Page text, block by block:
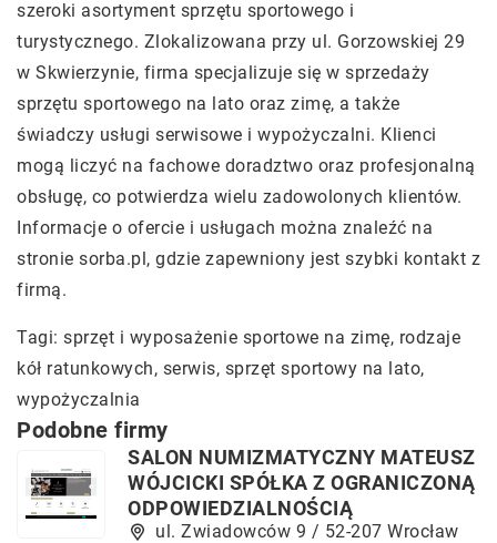
szeroki asortyment sprzętu sportowego i
turystycznego. Zlokalizowana przy ul. Gorzowskiej 29
w Skwierzynie, firma specjalizuje się w sprzedaży
sprzętu sportowego na lato oraz zimę, a także
świadczy usługi serwisowe i wypożyczalni. Klienci
mogą liczyć na fachowe doradztwo oraz profesjonalną
obsługę, co potwierdza wielu zadowolonych klientów.
Informacje o ofercie i usługach można znaleźć na
stronie sorba.pl, gdzie zapewniony jest szybki kontakt z
firmą.
Tagi: sprzęt i wyposażenie sportowe na zimę, rodzaje
kół ratunkowych, serwis, sprzęt sportowy na lato,
wypożyczalnia
Podobne firmy
SALON NUMIZMATYCZNY MATEUSZ
WÓJCICKI SPÓŁKA Z OGRANICZONĄ
ODPOWIEDZIALNOŚCIĄ
ul. Zwiadowców 9 / 52-207 Wrocław